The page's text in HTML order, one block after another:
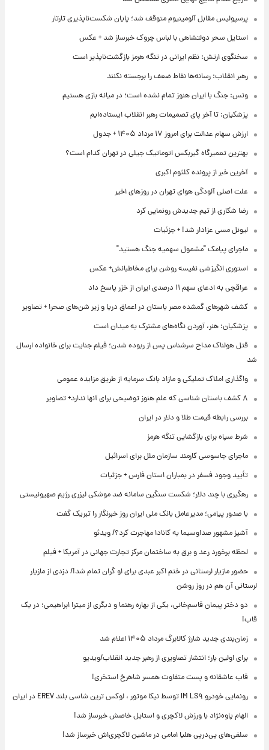
پرسپولیس مقابل آلومینیوم متوقف شد؛ پایان شکست‌ناپذیری تارتار
استایل سحر دولتشاهی با لباس چروک خبرساز شد + عکس
سخنگوی ارتش: نظم ایرانی در تنگه هرمز بازگشت‌ناپذیر است
رهبر انقلاب: رسانه‌ها نقاط ضعف را برجسته نکنند
ونس: جنگ با ایران هنوز تمام نشده است؛ در میانه بازی هستیم
پزشکیان: تا آخر پای تصمیمات رهبر انقلاب ایستاده‌ایم
ارزش سهام عدالت برای امروز ۱۷ مرداد ۱۴۰۵ + جدول
بهترین تعمیرگاه گیربکس اتوماتیک جیلی در تهران کدام است؟
آخرین خبر از پرونده کلثوم اکبری
علت اصلی آلودگی هوای تهران در روزهای اخیر
رضا شکاری از تیم جدیدش رونمایی کرد
لیونل مسی عزادار شد! + جزئیات
ماجرای پیامک "مشمول سهمیه جنگ هستید"
استوری انگیزشی نفیسه روشن برای مخاطبانش+ عکس
عراقچی به ادعای سهم ۱۱ درصدی ایران از خزر پاسخ داد
کشف شهرهای گمشده مصر باستان در اعماق دریا و زیر شن‌های صحرا + تصاویر
پزشکیان: هنر، آوردن نگاه‌های مشترک به میدان است
قتل هولناک مداح سرشناس پس از ربوده شدن؛ فیلم جنایت برای خانواده ارسال
شد
واگذاری املاک تملیکی و مازاد بانک سرمایه از طریق مزایده عمومی
۸ کشف باستان شناسی که علم هنوز توضیحی برای آنها ندارد+ تصاویر
بررسی رابطه قیمت طلا و دلار در ایران
شرط سپاه برای بازگشایی تنگه هرمز
ماجرای جاسوسی کارمند سازمان ملل برای اسرائیل
تأیید وجود فسفر در بمباران استان فارس + جزئیات
رهگیری با چند دلار؛ شکست سنگین سامانه ضد موشکی لیزری رژیم صهیونیستی
با صدور پیامی؛ مدیرعامل بانک ملی ایران روز خبرنگار را تبریک گفت
آشپز مشهور صداوسیما به کانادا مهاجرت کرد؟/ ویدئو
لحظه برخورد رعد و برق به ساختمان مرکز تجارت جهانی در آمریکا + فیلم
حضور مازیار لرستانی در ختم اکبر عبدی برای او گران تمام شد!/ دزدی از مازیار
لرستانی آن هم در روز روشن
دو دختر پیمان قاسم‌خانی، یکی از بهاره رهنما و دیگری از میترا ابراهیمی؛ در یک
قاب!
زمان‌بندی جدید شارژ کالابرگ مرداد ۱۴۰۵ اعلام شد
برای اولین بار؛ انتشار تصاویری از رهبر جدید انقلاب/ویدیو
قاب عاشقانه و پست متفاوت همسر شاهرخ استخری!
رونمایی خودرو IM LS۹ توسط نیکا موتور ، لوکس ترین شاسی بلند EREV در ایران
الهام پاوه‌نژاد با ورزش لاکچری و استایل خاصش خبرساز شد!
سلفی‌های پی‌درپی هلیا امامی در ماشین لاکچری‌اش خبرساز شد!